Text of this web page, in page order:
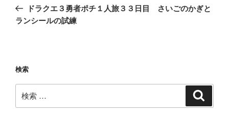
ナ
シ
ョ
ン
去
の
ドラクエ３勇者ポチ１人旅３３日目 さいごのかぎと
ランシールの試練
検索
索: